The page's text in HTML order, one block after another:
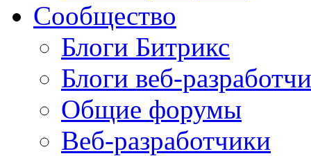
Сообщество
Блоги Битрикс
Блоги веб-
Общие форумы
Веб-разработчики